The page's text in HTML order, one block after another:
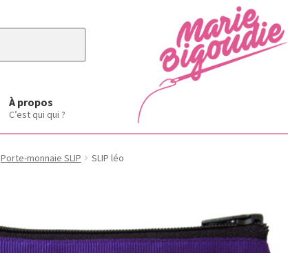
À propos
C’est qui qui ?
Porte-monnaie SLIP SLIP léo